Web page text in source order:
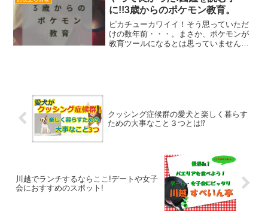
にできることはたくさんあ...
に!!3歳からのポケモン教育。
ピカチューカワイイ！そう思っていただ
けの数年前・・・。まさか、ポケモンが
教育ツールになるとは思っていませんで
クッシング症候群の愛犬と楽しく暮らす
ための大事なこと３つとは⁉
川越でランチするならここ!デートや女子
会におすすめのスポット!